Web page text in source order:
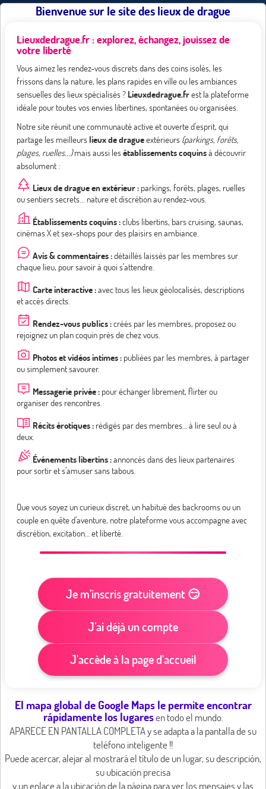
Bienvenue sur le site des lieux de drague
Lieuxdedrague.fr : explorez, échangez, jouissez de
votre liberté
Vous aimez les rendez-vous discrets dans des coins isolés, les
frissons dans la nature, les plans rapides en ville ou les ambiances
sensuelles des lieux spécialisés ? Lieuxdedrague.frest la plateforme
idéale pour toutes vos envies libertines, spontanées ou organisées.
Notre site réunit une communauté active et ouverte d'esprit, qui
partage les meilleurs lieux de dragueextérieurs (parkings, forêts,
plages, ruelles...)mais aussi lesétablissements coquinsà découvrir
absolument :
Lieux de drague en extérieur : parkings, forêts, plages, ruelles
ou sentiers secrets... nature et discrétion au rendez-vous.
Établissements coquins :clubs libertins, bars cruising, saunas,
cinémas X et sex-shops pour des plaisirs en ambiance.
Avis & commentaires :détaillés laissés par les membres sur
chaque lieu, pour savoir à quoi s’attendre.
Carte interactive :avec tous les lieux géolocalisés, descriptions
et accès directs.
Rendez-vous publics :créés par les membres, proposez ou
rejoignez un plan coquin près de chez vous.
Photos et vidéos intimes : publiées par les membres, à partager
ou simplement savourer.
Messagerie privée : pour échanger librement, flirter ou
organiser des rencontres.
Récits érotiques : rédigés par des membres… à lire seul ou à
deux.
Événements libertins :annoncés dans des lieux partenaires
pour sortir et s’amuser sans tabous.
Que vous soyez un curieux discret, un habitué des backrooms ou un
couple en quête d’aventure, notre plateforme vous accompagne avec
discrétion, excitation… et liberté.
Je m’inscris gratuitement 😏
J’ai déjà un compte
J'accède à la page d'accueil
El mapa global de Google Maps le permite encontrar
rápidamente los lugaresen todo el mundo.
APARECE EN PANTALLA COMPLETA y se adapta a la pantalla de su
teléfono inteligente !!
Puede acercar, alejar al mostrará el título de un lugar, su descripción,
su ubicación precisa
y un enlace a la ubicación de la página para ver los mensajes y las